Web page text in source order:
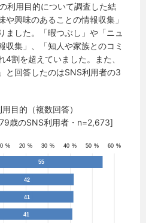
利用目的について調査した結
興味のあることの情報収集」
ました。「暇つぶし」や「ニュ
収集」、「知人や家族とのコミ
4割を超えていました。また、
と回答したのはSNS利用者の3
目的（複数回答）
歳のSNS利用者・n=2,673]